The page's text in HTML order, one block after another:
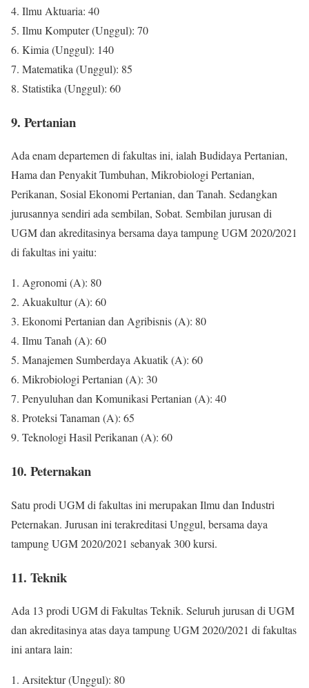
4. Ilmu Aktuaria: 40
5. Ilmu Komputer (Unggul): 70
6. Kimia (Unggul): 140
7. Matematika (Unggul): 85
8. Statistika (Unggul): 60
9. Pertanian
Ada enam departemen di fakultas ini, ialah Budidaya Pertanian,
Hama dan Penyakit Tumbuhan, Mikrobiologi Pertanian,
Perikanan, Sosial Ekonomi Pertanian, dan Tanah. Sedangkan
jurusannya sendiri ada sembilan, Sobat. Sembilan jurusan di
UGM dan akreditasinya bersama daya tampung UGM 2020/2021
di fakultas ini yaitu:
1. Agronomi (A): 80
2. Akuakultur (A): 60
3. Ekonomi Pertanian dan Agribisnis (A): 80
4. Ilmu Tanah (A): 60
5. Manajemen Sumberdaya Akuatik (A): 60
6. Mikrobiologi Pertanian (A): 30
7. Penyuluhan dan Komunikasi Pertanian (A): 40
8. Proteksi Tanaman (A): 65
9. Teknologi Hasil Perikanan (A): 60
10. Peternakan
Satu prodi UGM di fakultas ini merupakan Ilmu dan Industri
Peternakan. Jurusan ini terakreditasi Unggul, bersama daya
tampung UGM 2020/2021 sebanyak 300 kursi.
11. Teknik
Ada 13 prodi UGM di Fakultas Teknik. Seluruh jurusan di UGM
dan akreditasinya atas daya tampung UGM 2020/2021 di fakultas
ini antara lain:
1. Arsitektur (Unggul): 80